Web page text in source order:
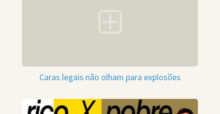
Caras legais não olham para explosões